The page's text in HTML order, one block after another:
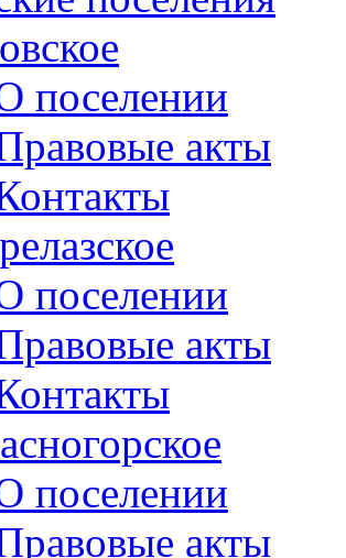
поселении
акты
поселении
акты
поселении
акты